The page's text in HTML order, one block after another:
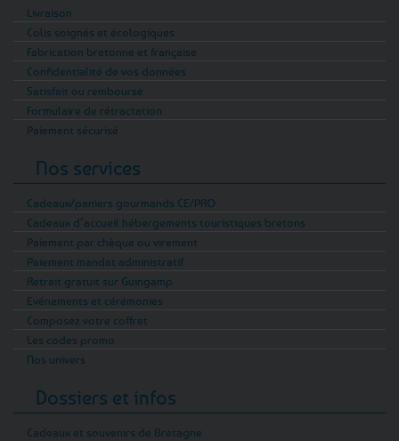
Livraison
Colis soignés et écologiques
Fabrication bretonne et française
Confidentialité de vos données
Satisfait ou remboursé
Formulaire de rétractation
Paiement sécurisé
Nos services
Cadeaux/paniers gourmands CE/PRO
Cadeaux d’accueil hébergements touristiques bretons
Paiement par chèque ou virement
Paiement mandat administratif
Retrait gratuit sur Guingamp
Evénements et cérémonies
Composez votre coffret
Les codes promo
Nos univers
Dossiers et infos
Cadeaux et souvenirs de Bretagne